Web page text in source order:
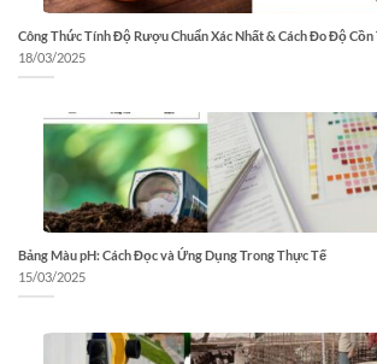
Công Thức Tính Độ Rượu Chuẩn Xác Nhất & Cách Đo Độ Cồn
18/03/2025
Bảng Màu pH: Cách Đọc và Ứng Dụng Trong Thực Tế
15/03/2025